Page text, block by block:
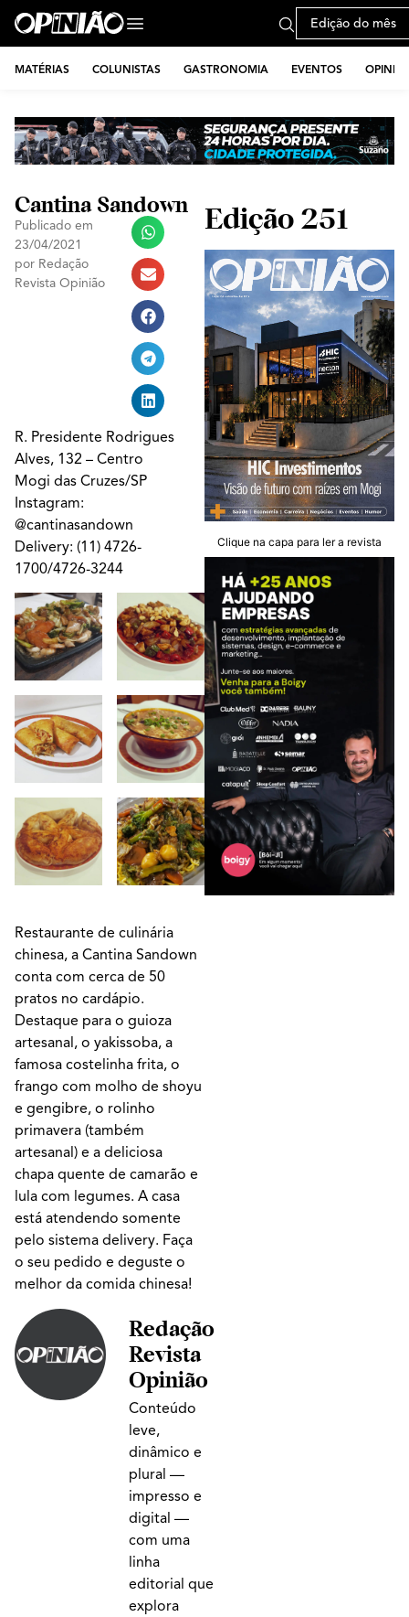
Edição do mês
MATÉRIAS COLUNISTAS GASTRONOMIA EVENTOS
Cantina Sandown
Publicado em
23/04/2021
por Redação
Revista Opinião
R. Presidente Rodrigues
Alves, 132 – Centro
Mogi das Cruzes/SP
Instagram:
@cantinasandown
Delivery: (11) 4726-
1700/4726-3244
Restaurante de culinária
chinesa, a Cantina Sandown
conta com cerca de 50
pratos no cardápio.
Destaque para o guioza
artesanal, o yakissoba, a
famosa costelinha frita, o
frango com molho de shoyu
e gengibre, o rolinho
primavera (também
artesanal) e a deliciosa
chapa quente de camarão e
lula com legumes. A casa
está atendendo somente
pelo sistema delivery. Faça
o seu pedido e deguste o
melhor da comida chinesa!
Redação
Revista
Opinião
Conteúdo
leve,
dinâmico e
plural —
impresso e
digital —
com uma
linha
editorial que
explora
Edição 251
Clique na capa para ler a revista